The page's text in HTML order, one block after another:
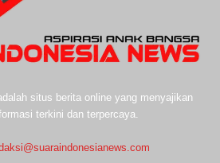
situs berita online yang menyajikan
terkini dan terpercaya.